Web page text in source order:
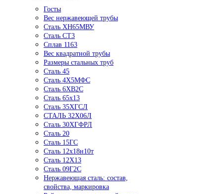
Госты
Вес нержавеющей трубы
Сталь ХН65МВУ
Сталь СТ3
Сплав 1163
Вес квадратной трубы
Размеры стальных труб
Сталь 45
Сталь 4Х5МФС
Сталь 6ХВ2С
Сталь 65х13
Сталь 35ХГСЛ
СТАЛЬ 32Х06Л
Сталь 30ХГФРЛ
Сталь 20
Сталь 15ГС
Сталь 12х18н10т
Сталь 12Х13
Сталь 09Г2С
Нержавеющая сталь: состав,
свойства, маркировка